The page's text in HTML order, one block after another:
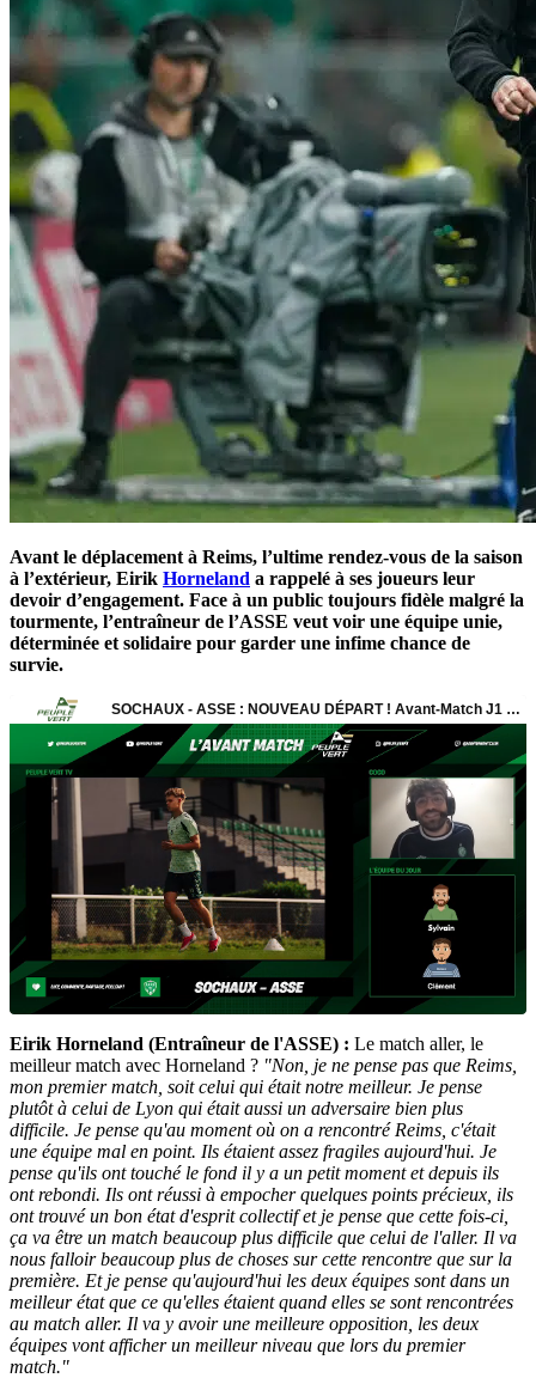
Avant le déplacement à Reims, l’ultime rendez-vous de la saison
à l’extérieur, Eirik Horneland a rappelé à ses joueurs leur
devoir d’engagement. Face à un public toujours fidèle malgré la
tourmente, l’entraîneur de l’ASSE veut voir une équipe unie,
déterminée et solidaire pour garder une infime chance de
survie.
Eirik Horneland (Entraîneur de l'ASSE) : Le match aller, le
meilleur match avec Horneland ? "Non, je ne pense pas que Reims,
mon premier match, soit celui qui était notre meilleur. Je pense
plutôt à celui de Lyon qui était aussi un adversaire bien plus
difficile. Je pense qu'au moment où on a rencontré Reims, c'était
une équipe mal en point. Ils étaient assez fragiles aujourd'hui. Je
pense qu'ils ont touché le fond il y a un petit moment et depuis ils
ont rebondi. Ils ont réussi à empocher quelques points précieux, ils
ont trouvé un bon état d'esprit collectif et je pense que cette fois-ci,
ça va être un match beaucoup plus difficile que celui de l'aller. Il va
nous falloir beaucoup plus de choses sur cette rencontre que sur la
première. Et je pense qu'aujourd'hui les deux équipes sont dans un
meilleur état que ce qu'elles étaient quand elles se sont rencontrées
au match aller. Il va y avoir une meilleure opposition, les deux
équipes vont afficher un meilleur niveau que lors du premier
match."